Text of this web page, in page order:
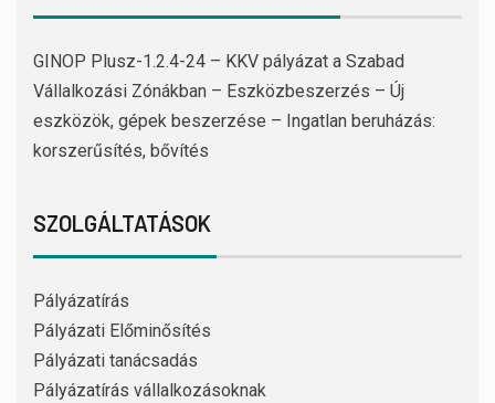
GINOP Plusz-1.2.4-24 – KKV pályázat a Szabad
Vállalkozási Zónákban – Eszközbeszerzés – Új
eszközök, gépek beszerzése – Ingatlan beruházás:
korszerűsítés, bővítés
SZOLGÁLTATÁSOK
Pályázatírás
Pályázati Előminősítés
Pályázati tanácsadás
Pályázatírás vállalkozásoknak